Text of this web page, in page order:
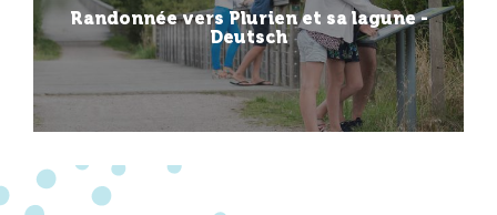
Randonnée vers Plurien et sa lagune -
Deutsch